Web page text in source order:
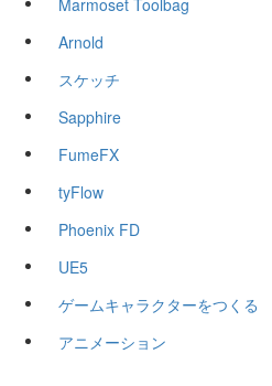
Marmoset Toolbag
Arnold
スケッチ
Sapphire
FumeFX
tyFlow
Phoenix FD
UE5
ゲームキャラクターをつくる
アニメーション